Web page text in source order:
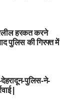
हरकत करने
पुलिस की गिरफ्त में
पुलिस-ने-
|